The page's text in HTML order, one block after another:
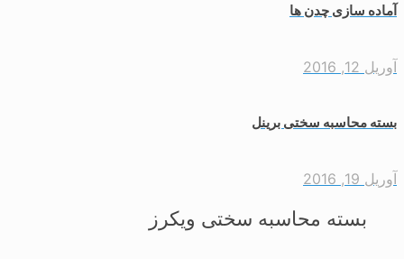
سازی چدن ها
12, 2016
محاسبه سختی برینل
19, 2016
بسته محاسبه سختی ویکرز